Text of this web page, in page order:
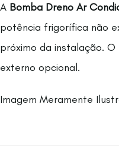
A Bomba Dreno Ar
potência frigorífica não
próximo da instalação.
externo opcional.
Imagem Meramente